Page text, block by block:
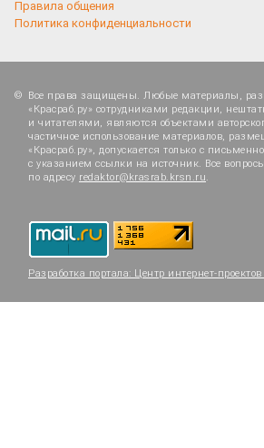
Правила общения
Политика конфиденциальности
Все права защищены. Любые материалы,
«Красраб.ру» сотрудниками редакции,
и читателями, являются объектами
частичное использование материалов,
«Красраб.ру», допускается только с
с указанием ссылки на источник. Все
по адресу redaktor@krasrab.krsn.ru.
Разработка портала: Центр интернет-